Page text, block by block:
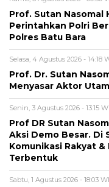
Prof. Sutan Nasomal
Perintahkan Polri
Polres Batu Bara
Selasa, 4 Agustus 2026 - 14:18
Prof. Dr. Sutan
Menyasar Aktor
Senin, 3 Agustus 2026 - 13:15
Prof DR Sutan
Aksi Demo Besar. Di
Komunikasi Rakyat
Terbentuk
Sabtu, 1 Agustus 2026 - 18:03